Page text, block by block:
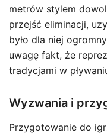
metrów stylem
przejść eliminacji,
było dla niej
uwagę fakt, że
tradycjami w
Wyzwania i
Przygotowanie do